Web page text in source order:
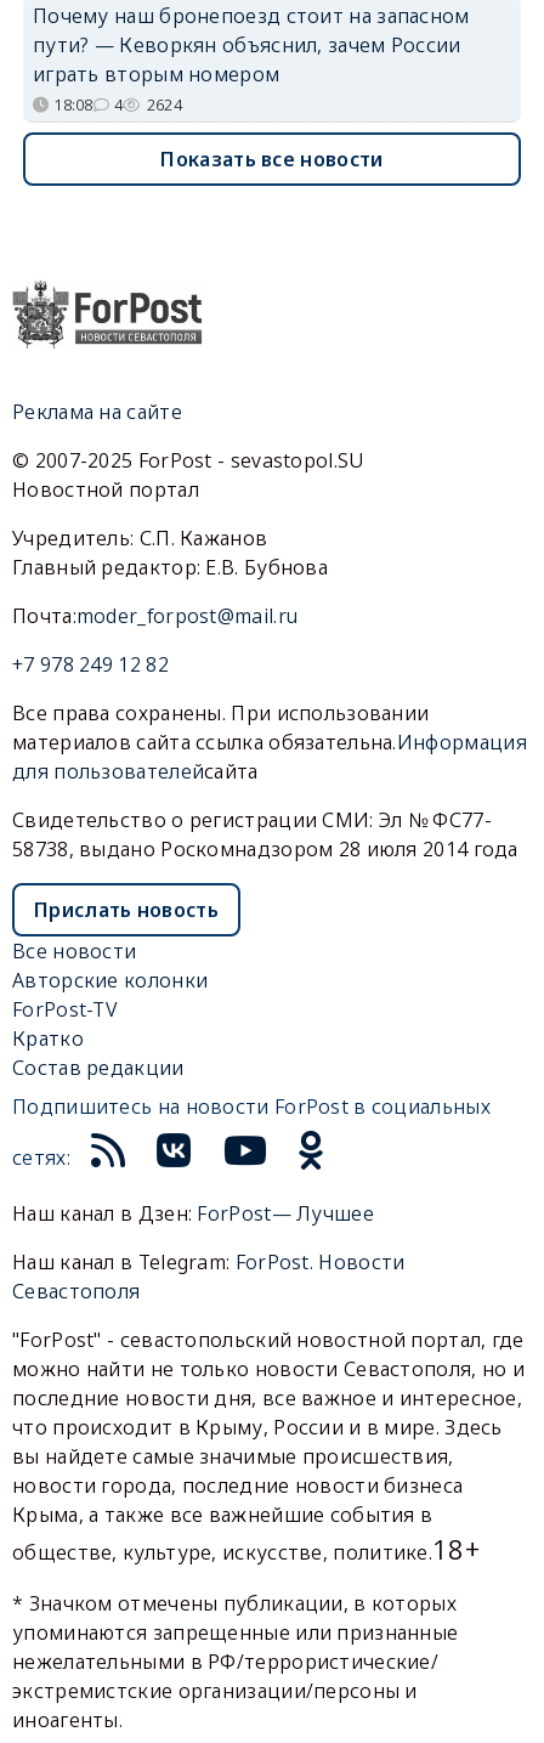
Почему наш бронепоезд стоит на запасном
пути? — Кеворкян объяснил, зачем России
играть вторым номером
18:08 4 2624
Показать все новости
Реклама на сайте
© 2007-2025 ForPost - sevastopol.SU
Новостной портал
Учредитель: С.П. Кажанов
Главный редактор: Е.В. Бубнова
Почта:moder_forpost@mail.ru
+7 978 249 12 82
Все права сохранены. При использовании
материалов сайта ссылка обязательна.Информация
для пользователейсайта
Свидетельство о регистрации СМИ: Эл № ФС77-
58738, выдано Роскомнадзором 28 июля 2014 года
Прислать новость
Все новости
Авторские колонки
ForPost-TV
Кратко
Состав редакции
Подпишитесь на новости ForPost в социальных
сетях:
Наш канал в Дзен: ForPost— Лучшее
Наш канал в Telegram: ForPost. Новости
Севастополя
"ForPost" - севастопольский новостной портал, где
можно найти не только новости Севастополя, но и
последние новости дня, все важное и интересное,
что происходит в Крыму, России и в мире. Здесь
вы найдете самые значимые происшествия,
новости города, последние новости бизнеса
Крыма, а также все важнейшие события в
обществе, культуре, искусстве, политике.18+
* Значком отмечены публикации, в которых
упоминаются запрещенные или признанные
нежелательными в РФ/террористические/
экстремистские организации/персоны и
иноагенты.